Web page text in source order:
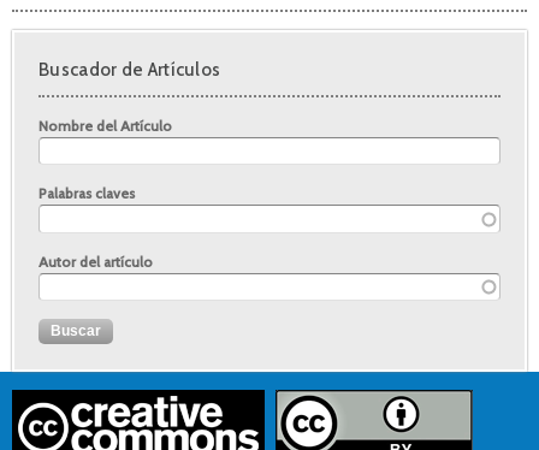
Buscador de Artículos
Nombre del Artículo
Palabras claves
Autor del artículo